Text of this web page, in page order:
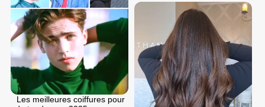
Les meilleures coiffures pour